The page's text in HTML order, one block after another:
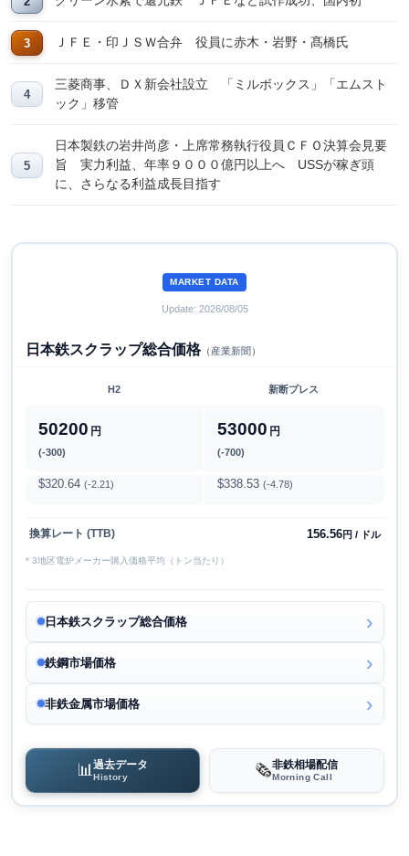
ＪＦＥ・印ＪＳＷ合弁 役員に赤木・岩野・髙橋氏
三菱商事、ＤＸ新会社設立 「ミルボックス」「エムスト
ック」移管
日本製鉄の岩井尚彦・上席常務執行役員ＣＦＯ決算会見要
旨 実力利益、年率９０００億円以上へ USSが稼ぎ頭
に、さらなる利益成長目指す
MARKET DATA
Update: 2026/08/05
日本鉄スクラップ総合価格（産業新聞）
H2 新断プレス
50200 円
(-300)
53000 円
(-700)
$320.64 (-2.21) $338.53 (-4.78)
換算レート (TTB) 156.56円 / ドル
* 3地区電炉メーカー購入価格平均（トン当たり）
日本鉄スクラップ総合価格
鉄鋼市場価格
非鉄金属市場価格
📊過去データ
History 🗞️非鉄相場配信
Morning Call